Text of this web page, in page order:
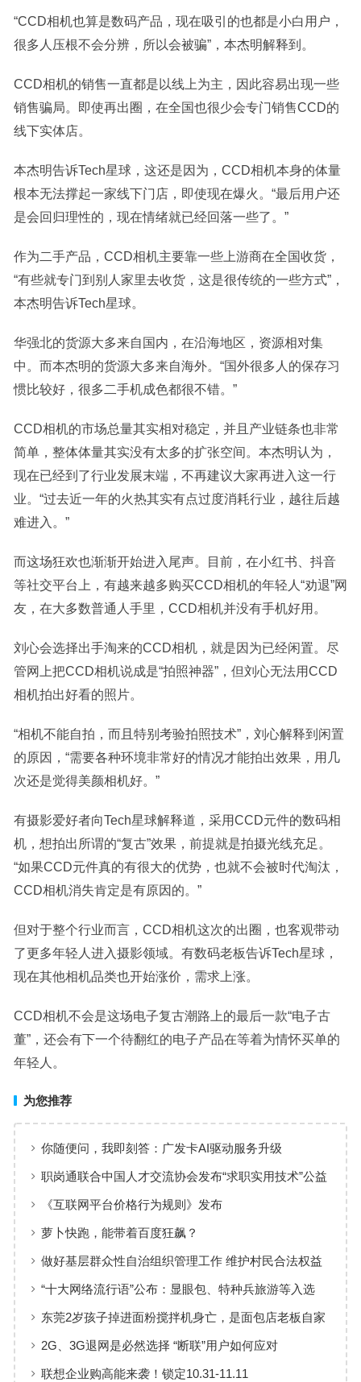
“CCD相机也算是数码产品，现在吸引的也都是小白用户，
很多人压根不会分辨，所以会被骗”，本杰明解释到。
CCD相机的销售一直都是以线上为主，因此容易出现一些
销售骗局。即使再出圈，在全国也很少会专门销售CCD的
线下实体店。
本杰明告诉Tech星球，这还是因为，CCD相机本身的体量
根本无法撑起一家线下门店，即使现在爆火。“最后用户还
是会回归理性的，现在情绪就已经回落一些了。”
作为二手产品，CCD相机主要靠一些上游商在全国收货，
“有些就专门到别人家里去收货，这是很传统的一些方式”，
本杰明告诉Tech星球。
华强北的货源大多来自国内，在沿海地区，资源相对集
中。而本杰明的货源大多来自海外。“国外很多人的保存习
惯比较好，很多二手机成色都很不错。”
CCD相机的市场总量其实相对稳定，并且产业链条也非常
简单，整体体量其实没有太多的扩张空间。本杰明认为，
现在已经到了行业发展末端，不再建议大家再进入这一行
业。“过去近一年的火热其实有点过度消耗行业，越往后越
难进入。”
而这场狂欢也渐渐开始进入尾声。目前，在小红书、抖音
等社交平台上，有越来越多购买CCD相机的年轻人“劝退”网
友，在大多数普通人手里，CCD相机并没有手机好用。
刘心会选择出手淘来的CCD相机，就是因为已经闲置。尽
管网上把CCD相机说成是“拍照神器”，但刘心无法用CCD
相机拍出好看的照片。
“相机不能自拍，而且特别考验拍照技术”，刘心解释到闲置
的原因，“需要各种环境非常好的情况才能拍出效果，用几
次还是觉得美颜相机好。”
有摄影爱好者向Tech星球解释道，采用CCD元件的数码相
机，想拍出所谓的“复古”效果，前提就是拍摄光线充足。
“如果CCD元件真的有很大的优势，也就不会被时代淘汰，
CCD相机消失肯定是有原因的。”
但对于整个行业而言，CCD相机这次的出圈，也客观带动
了更多年轻人进入摄影领域。有数码老板告诉Tech星球，
现在其他相机品类也开始涨价，需求上涨。
CCD相机不会是这场电子复古潮路上的最后一款“电子古
董”，还会有下一个待翻红的电子产品在等着为情怀买单的
年轻人。
为您推荐
你随便问，我即刻答：广发卡AI驱动服务升级
职岗通联合中国人才交流协会发布“求职实用技术”公益
课程 服务国家高质量就业战略
《互联网平台价格行为规则》发布
萝卜快跑，能带着百度狂飙？
做好基层群众性自治组织管理工作 维护村民合法权益
“十大网络流行语”公布：显眼包、特种兵旅游等入选
东莞2岁孩子掉进面粉搅拌机身亡，是面包店老板自家
2G、3G退网是必然选择 “断联”用户如何应对
联想企业购高能来袭！锁定10.31-11.11